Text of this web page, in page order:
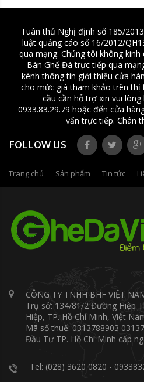
Tuân thủ Nghị định số 185/
luật quảng cáo số 16/2012/
qua mạng. Chúng tôi không
Bàn Ghế Đá trực tiếp qua
kênh thông tin giới thiệu cửa
cho mức giá tham khảo trên thị
cầu cần hỗ trợ xin vui
0933.83.29.79 hoặc đến cửa
vấn trực tiếp. Chân
FOLLOW US
Trang chủ Sản phẩm Tin tức
CÔNG TY TNHH BHF VIỆT
Trụ sở: 134/81/2 Đường Hiệp
Hiệp, TP. Hồ Chí Minh, Việt
Mã số thuế: 0313788903
Đầu Tư TP. Hồ Chí Minh cấp
Tel: (028) 3620 0820 -